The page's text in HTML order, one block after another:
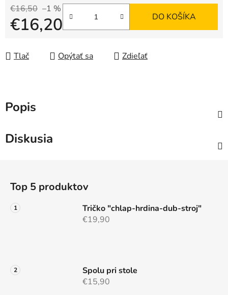
€16,50 –1 %
€16,20 DO KOŠÍKA
Tlač Opýtať sa Zdieľať
Popis
Diskusia
Top 5 produktov
Tričko "chlap-hrdina-dub-stroj"
€19,90
Spolu pri stole
€15,90